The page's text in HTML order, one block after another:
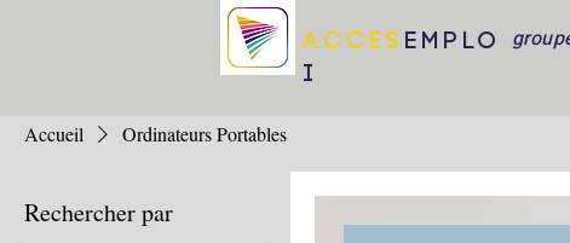
ACCES EMPLO
I
Accueil Ordinateurs Portables
Rechercher par